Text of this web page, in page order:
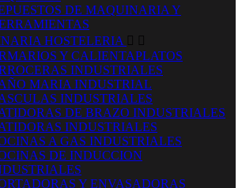
DE MAQUINARIA Y
HOSTELERIA  
Y CALIENTAPLATOS
INDUSTRIALES
MARIA INDUSTRIAL
INDUSTRIALES
DE BRAZO INDUSTRIALES
INDUSTRIALES
A GAS INDUSTRIALES
DE INDUCCION
Y ENVASADORAS